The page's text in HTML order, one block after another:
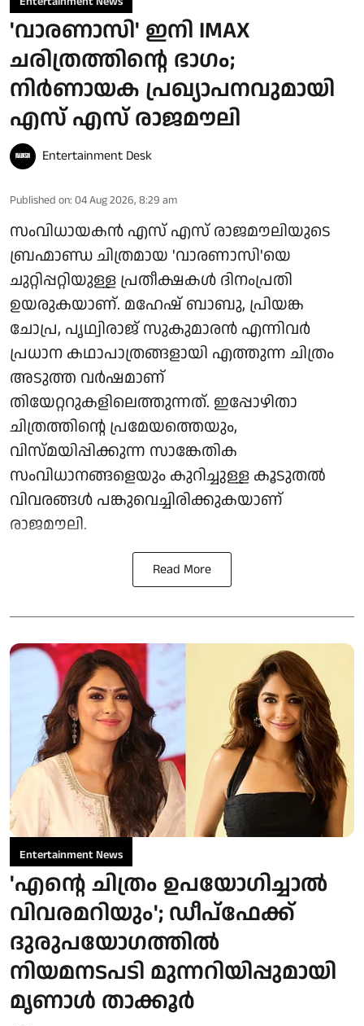
'വാരണാസി' ഇനി IMAX
ചരിത്രത്തിന്റെ ഭാഗം;
നിർണായക പ്രഖ്യാപനവുമായി
എസ് എസ് രാജമൗലി
Entertainment Desk
Published on: 04 Aug 2026, 8:29 am
സംവിധായകൻ എസ് എസ് രാജമൗലിയുടെ
ബ്രഹ്മാണ്ഡ ചിത്രമായ 'വാരണാസി'യെ
ചുറ്റിപ്പറ്റിയുള്ള പ്രതീക്ഷകൾ ദിനംപ്രതി
ഉയരുകയാണ്. മഹേഷ് ബാബു, പ്രിയങ്ക
ചോപ്ര, പൃഥ്വിരാജ് സുകുമാരൻ എന്നിവർ
പ്രധാന കഥാപാത്രങ്ങളായി എത്തുന്ന ചിത്രം
അടുത്ത വർഷമാണ്
തിയേറ്ററുകളിലെത്തുന്നത്. ഇപ്പോഴിതാ
ചിത്രത്തിന്റെ പ്രമേയത്തെയും,
വിസ്മയിപ്പിക്കുന്ന സാങ്കേതിക
സംവിധാനങ്ങളെയും കുറിച്ചുള്ള കൂടുതൽ
വിവരങ്ങൾ പങ്കുവെച്ചിരിക്കുകയാണ്
രാജമൗലി.
Read More
Entertainment News
'എന്റെ ചിത്രം ഉപയോഗിച്ചാൽ
വിവരമറിയും'; ഡീപ്‌ഫേക്ക്
ദുരുപയോഗത്തിൽ
നിയമനടപടി മുന്നറിയിപ്പുമായി
മൃണാൾ താക്കൂർ